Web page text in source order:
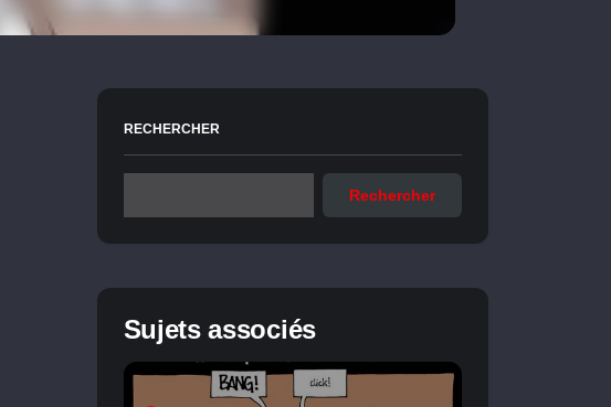
RECHERCHER
Rechercher
Sujets associés